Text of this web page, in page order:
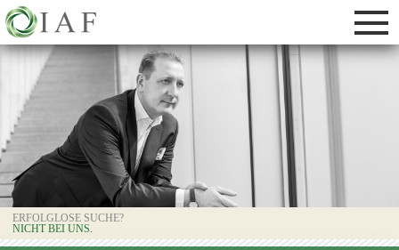
DAS SACHWERTDEPOT
VERMÖGEN SCHÜTZEN
VOLLMACHTEN UND VERFÜGUNGEN
VERSORGUNG VON UNTERNEHMERN
ERFOLGLOSE SUCHE?
NICHT BEI UNS.